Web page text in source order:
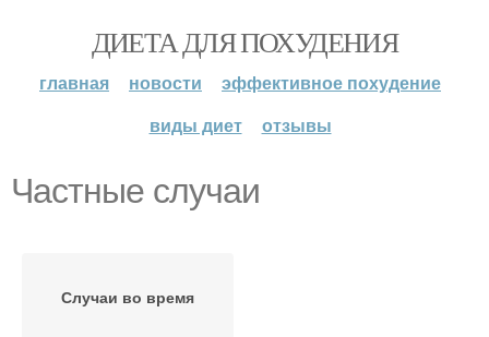
ДИЕТА ДЛЯ ПОХУДЕНИЯ
главная новости
эффективное похудение
виды диет
отзывы
Частные случаи
Случаи во время